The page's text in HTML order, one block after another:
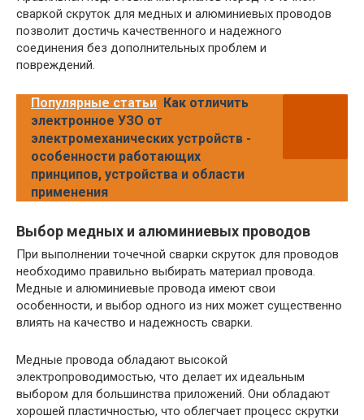
сваркой скруток для медных и алюминиевых проводов
позволит достичь качественного и надежного
соединения без дополнительных проблем и
повреждений.
Популярные статьи Как отличить
электронное УЗО от
электромеханических устройств -
особенности работающих
принципов, устройства и области
применения
Выбор медных и алюминиевых проводов
При выполнении точечной сварки скруток для проводов
необходимо правильно выбирать материал провода.
Медные и алюминиевые провода имеют свои
особенности, и выбор одного из них может существенно
влиять на качество и надежность сварки.
Медные провода обладают высокой
электропроводимостью, что делает их идеальным
выбором для большинства приложений. Они обладают
хорошей пластичностью, что облегчает процесс скрутки